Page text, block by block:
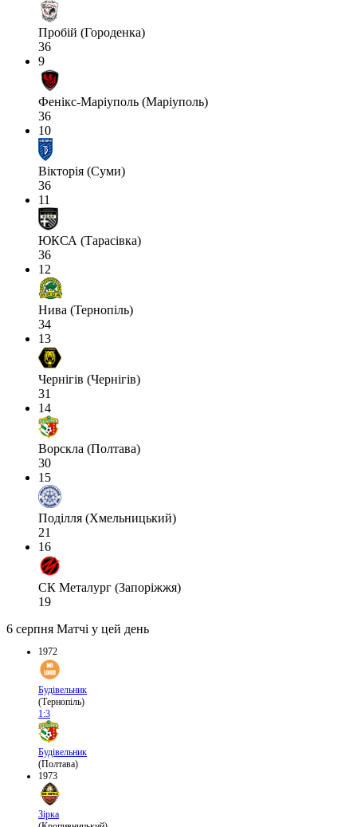
Пробій (Городенка)
36
9
Фенікс-Маріуполь (Маріуполь)
36
10
Вікторія (Суми)
36
11
ЮКСА (Тарасівка)
36
12
Нива (Тернопіль)
34
13
Чернігів (Чернігів)
31
14
Ворскла (Полтава)
30
15
Поділля (Хмельницький)
21
16
СК Металург (Запоріжжя)
19
6 серпня Матчі у цей день
1972
Будівельник
(Тернопіль)
1:3
Будівельник
(Полтава)
1973
Зірка